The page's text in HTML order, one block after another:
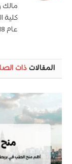
مالك
كلية
عام 2018
المقالاتذات